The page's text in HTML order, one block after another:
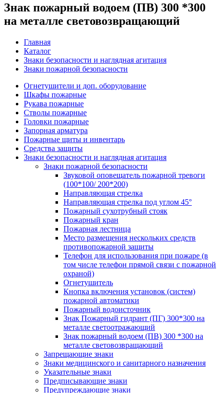
Знак пожарный водоем (ПВ) 300 *300
на металле световозвращающий
Главная
Каталог
Знаки безопасности и наглядная агитация
Знаки пожарной безопасности
Огнетушители и доп. оборудование
Шкафы пожарные
Рукава пожарные
Стволы пожарные
Головки пожарные
Запорная арматура
Пожарные щиты и инвентарь
Средства защиты
Знаки безопасности и наглядная агитация
Знаки пожарной безопасности
Звуковой оповещатель пожарной тревоги
(100*100/ 200*200)
Направляющая стрелка
Направляющая стрелка под углом 45°
Пожарный сухотрубный стояк
Пожарный кран
Пожарная лестница
Место размещения нескольких средств
противопожарной защиты
Телефон для использования при пожаре (в
том числе телефон прямой связи с пожарной
охраной)
Огнетушитель
Кнопка включения установок (систем)
пожарной автоматики
Пожарный водоисточник
Знак Пожарный гидрант (ПГ) 300*300 на
металле светоотражающий
Знак пожарный водоем (ПВ) 300 *300 на
металле световозвращающий
Запрещающие знаки
Знаки медицинского и санитарного назначения
Указательные знаки
Предписывающие знаки
Предупреждающие знаки